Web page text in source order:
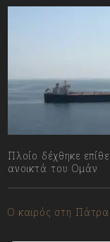
Πλοίο δέχθηκε
ανοικτά του Ομάν
Ο καιρός στη Πάτρα